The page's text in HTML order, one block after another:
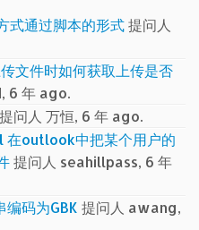
式通过脚本的形式提问人
文件时如何获取上传是否
6 年 ago.
提问人 万恒, 6 年 ago.
outlook中把某个用户的
提问人 seahillpass, 6 年
码为GBK 提问人 awang,